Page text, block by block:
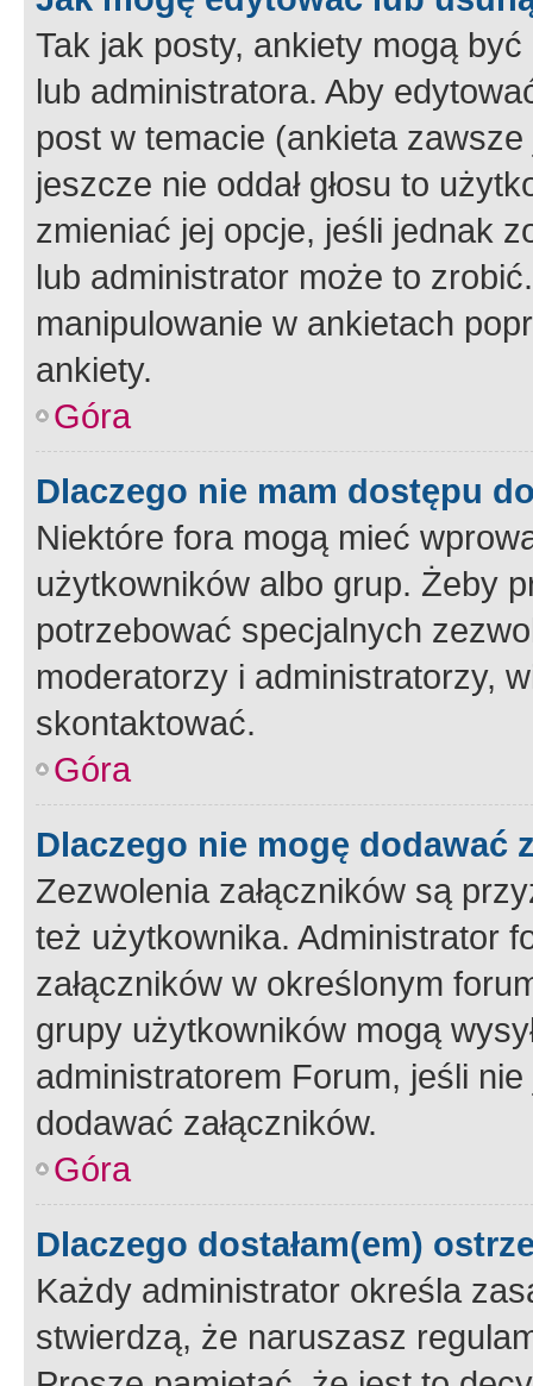
Tak jak posty, ankiety mogą
lub administratora. Aby
post w temacie (ankieta
jeszcze nie oddał głosu to
zmieniać jej opcje, jeśli jednak
lub administrator może to
manipulowanie w ankietach
ankiety.
Góra
Dlaczego nie mam dostępu
Niektóre fora mogą mieć
użytkowników albo grup. Żeby
potrzebować specjalnych
moderatorzy i administratorzy,
skontaktować.
Góra
Dlaczego nie mogę dodawać
Zezwolenia załączników są
też użytkownika. Administrator
załączników w określonym
grupy użytkowników mogą
administratorem Forum, jeśli
dodawać załączników.
Góra
Dlaczego dostałam(em)
Każdy administrator określa
stwierdzą, że naruszasz